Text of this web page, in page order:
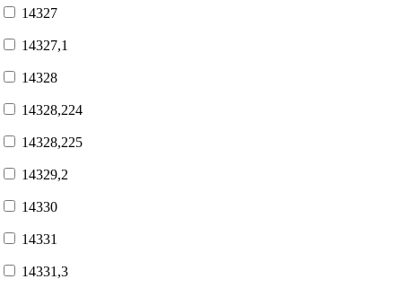
14327
14327,1
14328
14328,224
14328,225
14329,2
14330
14331
14331,3